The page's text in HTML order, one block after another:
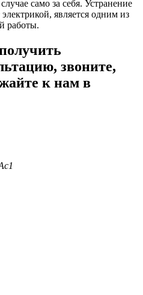
само за себя. Устранение
является одним из
работы.
звоните,
к нам в